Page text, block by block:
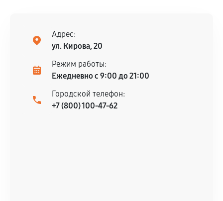
отдельных условиях.
Если комплектующие куплены
Гарантия на выполненные работы может
Адрес:
ул. Кирова, 20
Режим работы:
Ежедневно с 9:00 до 21:00
Городской телефон:
+7 (800) 100-47-62